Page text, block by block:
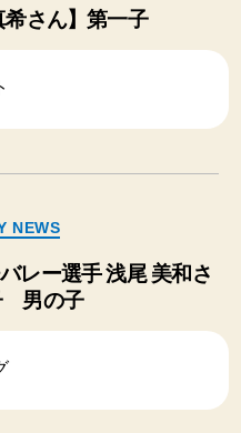
さん】第一子
NEWS
レー選手 浅尾 美和さ
男の子